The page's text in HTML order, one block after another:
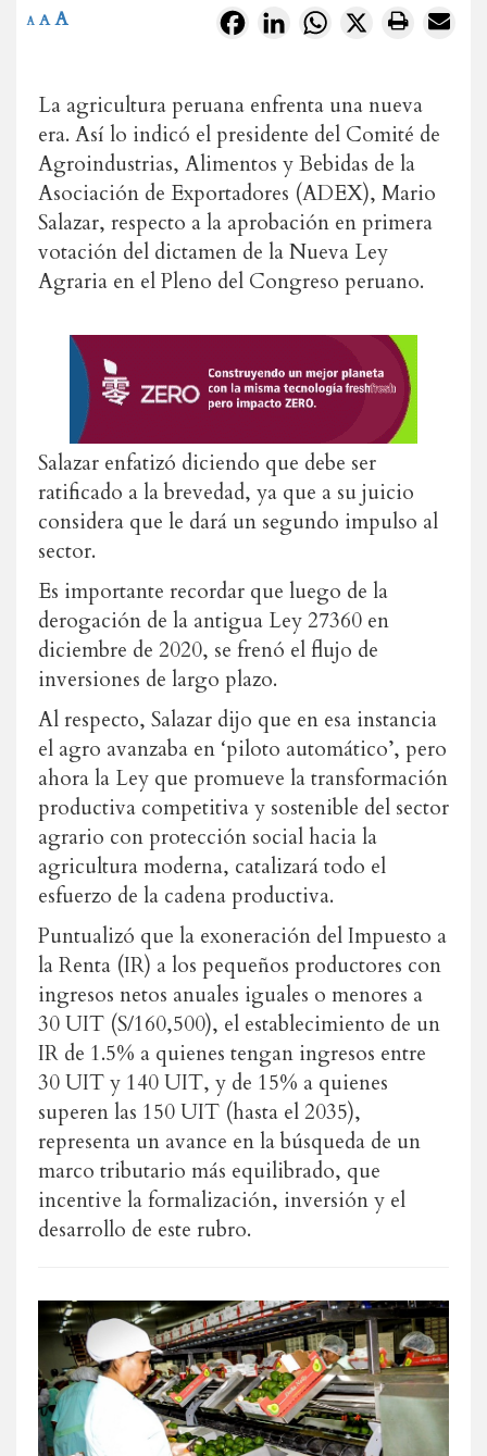
FacebookLinkedInWhatsApp
X
A A A
La agricultura peruana enfrenta una nueva
era. Así lo indicó el presidente del Comité de
Agroindustrias, Alimentos y Bebidas de la
Asociación de Exportadores (ADEX), Mario
Salazar, respecto a la aprobación en primera
votación del dictamen de la Nueva Ley
Agraria en el Pleno del Congreso peruano.
Salazar enfatizó diciendo que debe ser
ratificado a la brevedad, ya que a su juicio
considera que le dará un segundo impulso al
sector.
Es importante recordar que luego de la
derogación de la antigua Ley 27360 en
diciembre de 2020, se frenó el flujo de
inversiones de largo plazo.
Al respecto, Salazar dijo que en esa instancia
el agro avanzaba en ‘piloto automático’, pero
ahora la Ley que promueve la transformación
productiva competitiva y sostenible del sector
agrario con protección social hacia la
agricultura moderna, catalizará todo el
esfuerzo de la cadena productiva.
Puntualizó que la exoneración del Impuesto a
la Renta (IR) a los pequeños productores con
ingresos netos anuales iguales o menores a
30 UIT (S/160,500), el establecimiento de un
IR de 1.5% a quienes tengan ingresos entre
30 UIT y 140 UIT, y de 15% a quienes
superen las 150 UIT (hasta el 2035),
representa un avance en la búsqueda de un
marco tributario más equilibrado, que
incentive la formalización, inversión y el
desarrollo de este rubro.